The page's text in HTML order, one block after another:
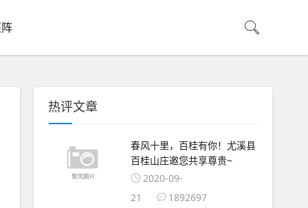
热评文章
春风十里，百桂有你！尤溪县
百桂山庄邀您共享尊贵~
2020-09-
21
1892697